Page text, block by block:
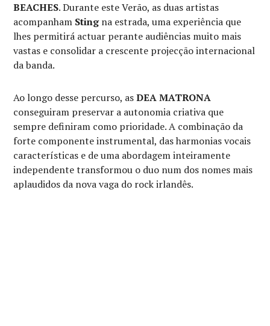
BEACHES. Durante este Verão, as duas artistas
acompanham Stingna estrada, uma experiência que
lhes permitirá actuar perante audiências muito mais
vastas e consolidar a crescente projecção internacional
da banda.
Ao longo desse percurso, asDEA MATRONA
conseguiram preservar a autonomia criativa que
sempre definiram como prioridade. A combinação da
forte componente instrumental, das harmonias vocais
características e de uma abordagem inteiramente
independente transformou o duo num dos nomes mais
aplaudidos da nova vaga do rock irlandês.